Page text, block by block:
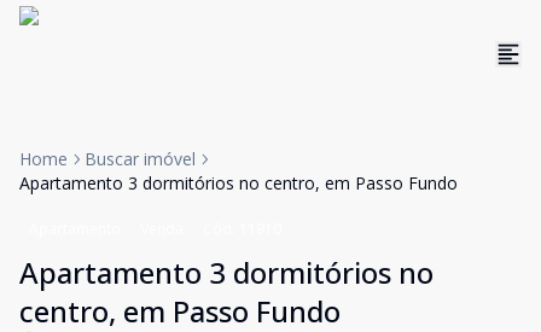
Home
Buscar imóvel
Apartamento 3 dormitórios no centro, em Passo Fundo
Apartamento 3 dormitórios no
centro, em Passo Fundo